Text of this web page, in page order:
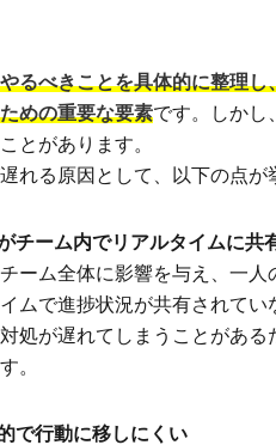
るべきことを具体的に整理
めの重要な要素です。しかし
とがあります。
れる原因として、以下の点が
チーム内でリアルタイムに共
ーム全体に影響を与え、一
ムで進捗状況が共有されて
処が遅れてしまうことがあ
。
で行動に移しにくい